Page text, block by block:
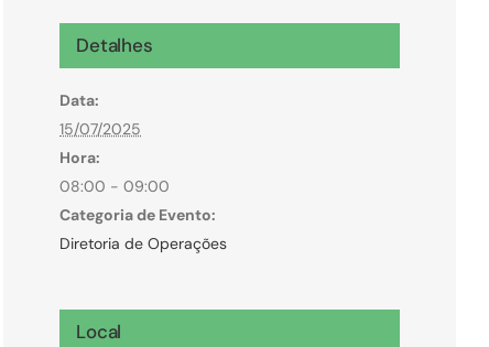
Microcrédito
Para MEI, microempresas e pessoas físicas
(feirantes e transportes)
Detalhes
Data:
15/07/2025
Hora:
08:00 - 09:00
Categoria de Evento:
Diretoria de Operações
Local